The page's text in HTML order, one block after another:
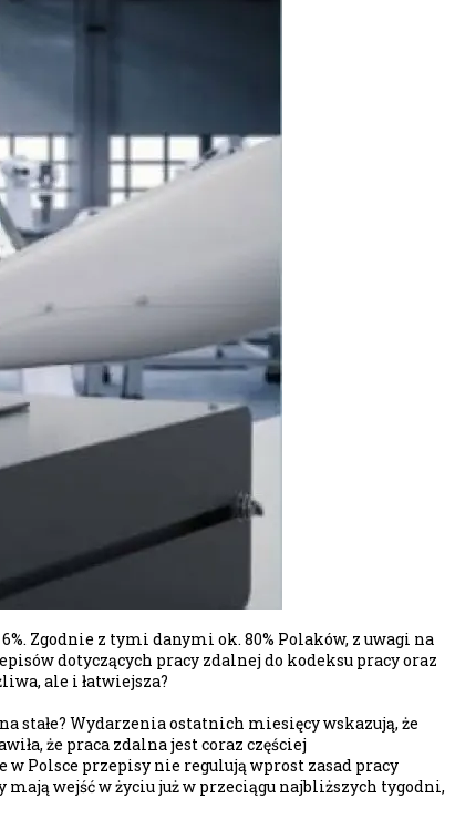
Zgodnie z tymi danymi ok. 80% Polaków, z uwagi na
dotyczących pracy zdalnej do kodeksu pracy oraz
ale i łatwiejsza?
Wydarzenia ostatnich miesięcy wskazują, że
że praca zdalna jest coraz częściej
Polsce przepisy nie regulują wprost zasad pracy
wejść w życiu już w przeciągu najbliższych tygodni,